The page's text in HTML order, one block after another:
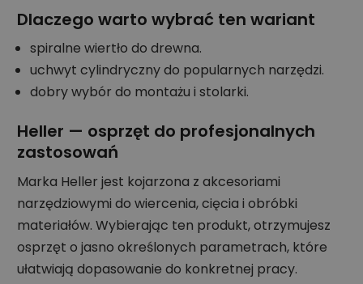
Dlaczego warto wybrać ten wariant
spiralne wiertło do drewna.
uchwyt cylindryczny do popularnych narzędzi.
dobry wybór do montażu i stolarki.
Heller — osprzęt do profesjonalnych
zastosowań
Marka Heller jest kojarzona z akcesoriami
narzędziowymi do wiercenia, cięcia i obróbki
materiałów. Wybierając ten produkt, otrzymujesz
osprzęt o jasno określonych parametrach, które
ułatwiają dopasowanie do konkretnej pracy.